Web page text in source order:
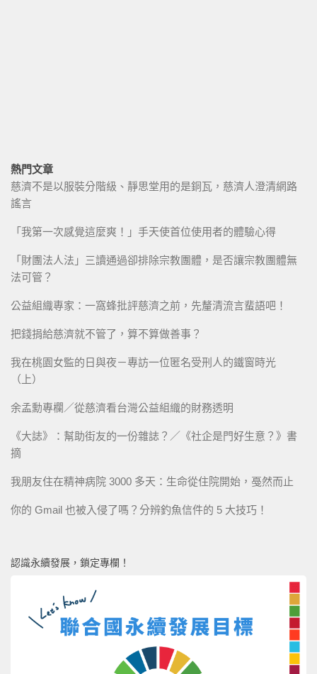
熱門文章
慈濟不是以服裝分階級、靜思堂用的是銅瓦，慈濟人澄清網路
謠言
「我第一次感覺這麼爽！」手天使首位使用者的體驗心得
「財團法人法」三讀通過卻排除宗教團體，是否讓宗教團體無
法可管？
公益組織專家：一窩蜂批評慈濟之前，先釐清流言蜚語吧！
把錢捐給慈濟就不管了，算不算做善事？
我在桃園女監的日與夜－專訪一位匿名受刑人的鐵窗時光
（上）
余孟勳專欄／從慈濟看台灣公益組織的財務透明
《大誌》：幫助街友的一份雜誌？／《社企是門好生意？》書
摘
我朋友住在精神病院 3000 多天：生命從住院開始，戞然而止
你的 Gmail 也被入侵了嗎？分辨釣魚信件的 5 大技巧！
認識永續發展，鎖定專欄！